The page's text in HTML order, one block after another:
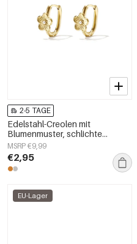
2-5 TAGE
Edelstahl-Creolen mit
Blumenmuster, schlichte
Alltags-Serie, Damenschmuck
MSRP €9,99
€2,95
EU-Lager